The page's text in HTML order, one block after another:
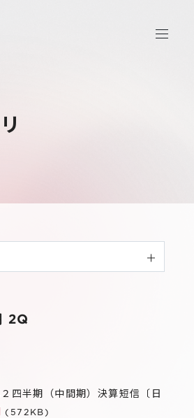
フォーム KARTE
2Q
四半期（中間期）決算短信〔日
(572KB)